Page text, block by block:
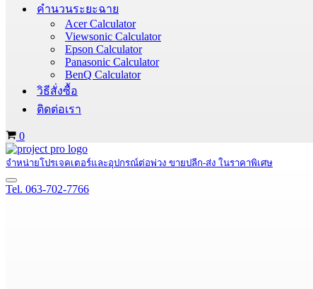
คำนวนระยะฉาย
Acer Calculator
Viewsonic Calculator
Epson Calculator
Panasonic Calculator
BenQ Calculator
วิธีสั่งซื้อ
ติดต่อเรา
Cart
0
จำหน่ายโปรเจคเตอร์และอุปกรณ์ต่อพ่วง ขายปลีก-ส่ง ในราคาพิเศษ
Navigation
Menu
Tel. 063-702-7766